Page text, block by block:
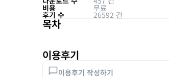
비용 무료
후기 수 26592 건
목차
이용후기
이용후기 작성하기